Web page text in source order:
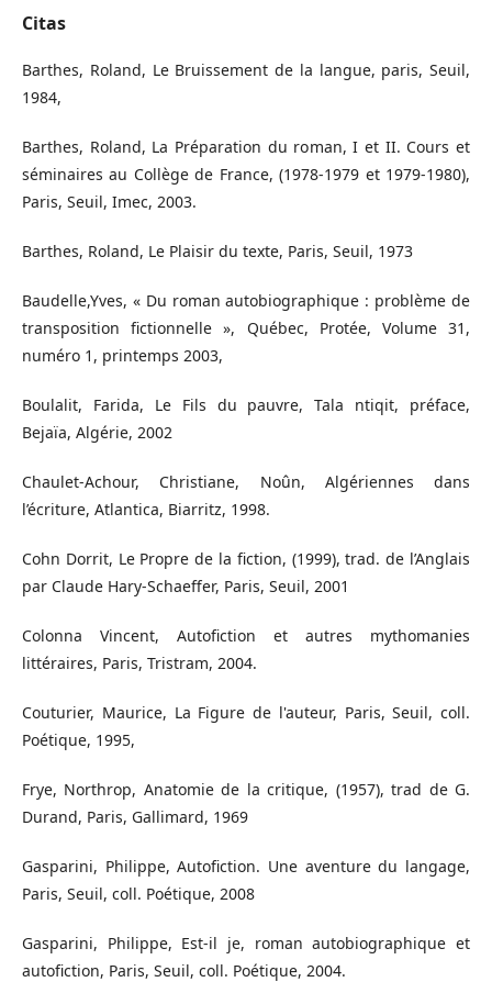
Citas
Barthes, Roland, Le Bruissement de la langue, paris, Seuil,
1984,
Barthes, Roland, La Préparation du roman, I et II. Cours et
séminaires au Collège de France, (1978-1979 et 1979-1980),
Paris, Seuil, Imec, 2003.
Barthes, Roland, Le Plaisir du texte, Paris, Seuil, 1973
Baudelle,Yves, « Du roman autobiographique : problème de
transposition fictionnelle », Québec, Protée, Volume 31,
numéro 1, printemps 2003,
Boulalit, Farida, Le Fils du pauvre, Tala ntiqit, préface,
Bejaïa, Algérie, 2002
Chaulet-Achour, Christiane, Noûn, Algériennes dans
l’écriture, Atlantica, Biarritz, 1998.
Cohn Dorrit, Le Propre de la fiction, (1999), trad. de l’Anglais
par Claude Hary-Schaeffer, Paris, Seuil, 2001
Colonna Vincent, Autofiction et autres mythomanies
littéraires, Paris, Tristram, 2004.
Couturier, Maurice, La Figure de l'auteur, Paris, Seuil, coll.
Poétique, 1995,
Frye, Northrop, Anatomie de la critique, (1957), trad de G.
Durand, Paris, Gallimard, 1969
Gasparini, Philippe, Autofiction. Une aventure du langage,
Paris, Seuil, coll. Poétique, 2008
Gasparini, Philippe, Est-il je, roman autobiographique et
autofiction, Paris, Seuil, coll. Poétique, 2004.